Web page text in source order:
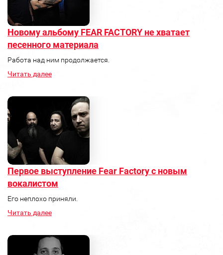
Новому альбому FEAR FACTORY не хватает
песенного материала
Работа над ним продолжается.
Читать далее
Первое выступление Fear Factory с новым
вокалистом
Его неплохо приняли.
Читать далее